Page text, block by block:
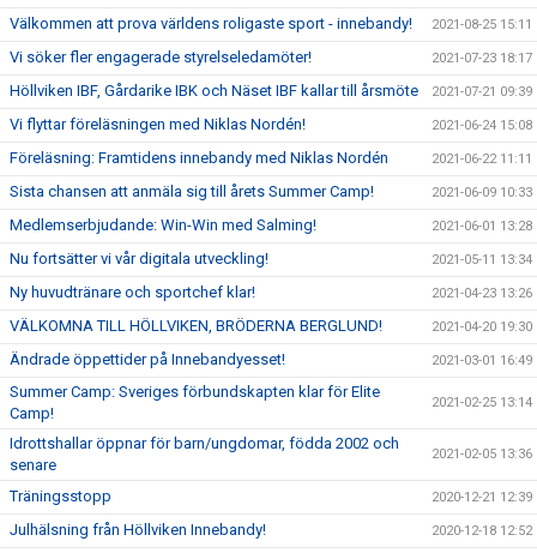
Välkommen att prova världens roligaste sport - innebandy! 2021-08-25 15:11
Vi söker fler engagerade styrelseledamöter! 2021-07-23 18:17
Höllviken IBF, Gårdarike IBK och Näset IBF kallar till årsmöte 2021-07-21 09:39
Vi flyttar föreläsningen med Niklas Nordén! 2021-06-24 15:08
Föreläsning: Framtidens innebandy med Niklas Nordén 2021-06-22 11:11
Sista chansen att anmäla sig till årets Summer Camp! 2021-06-09 10:33
Medlemserbjudande: Win-Win med Salming! 2021-06-01 13:28
Nu fortsätter vi vår digitala utveckling! 2021-05-11 13:34
Ny huvudtränare och sportchef klar! 2021-04-23 13:26
VÄLKOMNA TILL HÖLLVIKEN, BRÖDERNA BERGLUND! 2021-04-20 19:30
Ändrade öppettider på Innebandyesset! 2021-03-01 16:49
Summer Camp: Sveriges förbundskapten klar för Elite
Camp!
2021-02-25 13:14
Idrottshallar öppnar för barn/ungdomar, födda 2002 och
senare
2021-02-05 13:36
Träningsstopp 2020-12-21 12:39
Julhälsning från Höllviken Innebandy! 2020-12-18 12:52